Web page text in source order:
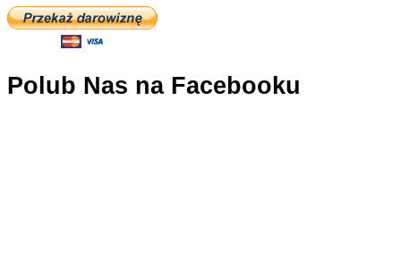
Polub Nas na Facebooku